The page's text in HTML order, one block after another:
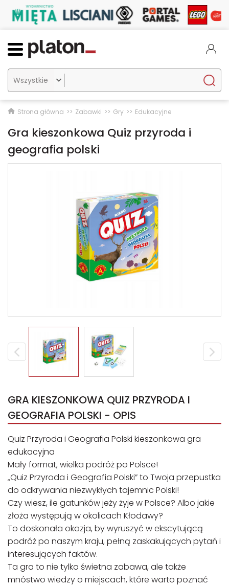

Strona główna Zabawki Gry Edukacyjne
Gra kieszonkowa Quiz przyroda i
geografia polski
GRA KIESZONKOWA QUIZ PRZYRODA I
GEOGRAFIA POLSKI - OPIS
Quiz Przyroda i Geografia Polski kieszonkowa gra
edukacyjna
Mały format, wielka podróż po Polsce!
„Quiz Przyroda i Geografia Polski” to Twoja przepustka
do odkrywania niezwykłych tajemnic Polski!
Czy wiesz, ile gatunków jeży żyje w Polsce? Albo jakie
złoża występują w okolicach Kłodawy?
To doskonała okazja, by wyruszyć w ekscytującą
podróż po naszym kraju, pełną zaskakujących pytań i
interesujących faktów.
Ta gra to nie tylko świetna zabawa, ale także
mnóstwo wiedzy o miejscach, które warto poznać